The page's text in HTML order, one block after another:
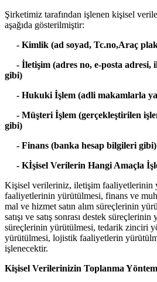
Şirketimiz tarafından işlenen kişisel
aşağıda gösterilmiştir:
- Kimlik (ad soyad, Tc.no,Araç
- İletişim (adres no, e-posta adresi,
gibi)
- Hukuki İşlem (adli makamlarla
- Müşteri İşlem (gerçekleştirilen
gibi)
- Finans (banka hesap bilgileri gibi)
- Kİşisel Verilerin Hangi Amaçla
Kişisel verileriniz, iletişim faaliyetlerinin
faaliyetlerinin yürütülmesi, finans ve
mal ve hizmet satın alım süreçlerinin
satışı ve satış sonrası destek
süreçlerinin yürütülmesi, tedarik zinciri
yürütülmesi, lojistik faaliyetlerin
işlenecektir.
Kişisel Verilerinizin Toplanma